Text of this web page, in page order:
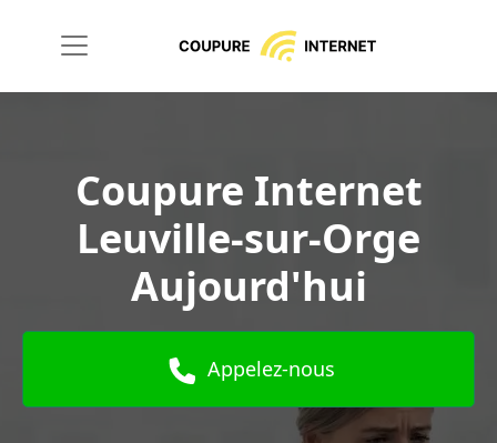
Coupure Internet
Leuville-sur-Orge
Aujourd'hui
Appelez-nous